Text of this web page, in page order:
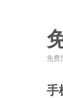
免费
手